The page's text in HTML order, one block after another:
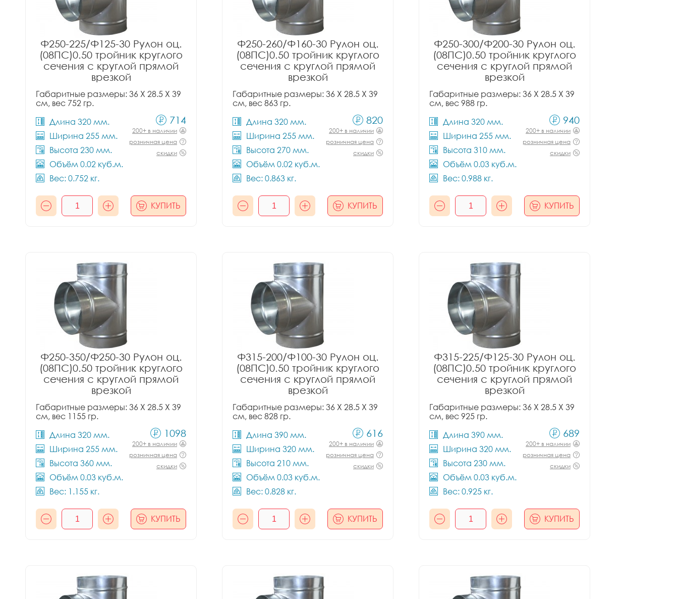
Ф250-225/Ф125-30 Рулон оц.
(08ПС)0.50 тройник круглого
сечения с круглой прямой
врезкой
Габаритные размеры: 36 X 28.5 X 39
см, вес 752 гр.
Длина 320 мм.
Ширина 255 мм.
Высота 230 мм.
Объём 0.02 куб.м.
Вес: 0.752 кг.
714
200+ в наличии
розничная цена
скидки
КУПИТЬ
Ф250-260/Ф160-30 Рулон оц.
(08ПС)0.50 тройник круглого
сечения с круглой прямой
врезкой
Габаритные размеры: 36 X 28.5 X 39
см, вес 863 гр.
Длина 320 мм.
Ширина 255 мм.
Высота 270 мм.
Объём 0.02 куб.м.
Вес: 0.863 кг.
820
200+ в наличии
розничная цена
скидки
КУПИТЬ
Ф250-300/Ф200-30 Рулон оц.
(08ПС)0.50 тройник круглого
сечения с круглой прямой
врезкой
Габаритные размеры: 36 X 28.5 X 39
см, вес 988 гр.
Длина 320 мм.
Ширина 255 мм.
Высота 310 мм.
Объём 0.03 куб.м.
Вес: 0.988 кг.
940
200+ в наличии
розничная цена
скидки
КУПИТЬ
Ф250-350/Ф250-30 Рулон оц.
(08ПС)0.50 тройник круглого
сечения с круглой прямой
врезкой
Габаритные размеры: 36 X 28.5 X 39
см, вес 1155 гр.
Длина 320 мм.
Ширина 255 мм.
Высота 360 мм.
Объём 0.03 куб.м.
Вес: 1.155 кг.
1098
200+ в наличии
розничная цена
скидки
КУПИТЬ
Ф315-200/Ф100-30 Рулон оц.
(08ПС)0.50 тройник круглого
сечения с круглой прямой
врезкой
Габаритные размеры: 36 X 28.5 X 39
см, вес 828 гр.
Длина 390 мм.
Ширина 320 мм.
Высота 210 мм.
Объём 0.03 куб.м.
Вес: 0.828 кг.
616
200+ в наличии
розничная цена
скидки
КУПИТЬ
Ф315-225/Ф125-30 Рулон оц.
(08ПС)0.50 тройник круглого
сечения с круглой прямой
врезкой
Габаритные размеры: 36 X 28.5 X 39
см, вес 925 гр.
Длина 390 мм.
Ширина 320 мм.
Высота 230 мм.
Объём 0.03 куб.м.
Вес: 0.925 кг.
689
200+ в наличии
розничная цена
скидки
КУПИТЬ